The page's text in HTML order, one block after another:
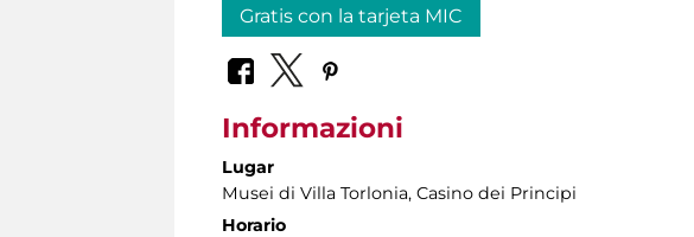
Gratis con la tarjeta MIC
Informazioni
Lugar
Musei di Villa Torlonia, Casino dei Principi
Horario